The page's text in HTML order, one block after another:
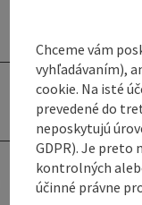
Chceme vám
vyhľadávaním),
cookie. Na isté
prevedené do
neposkytujú
GDPR). Je preto
kontrolných
účinné právne